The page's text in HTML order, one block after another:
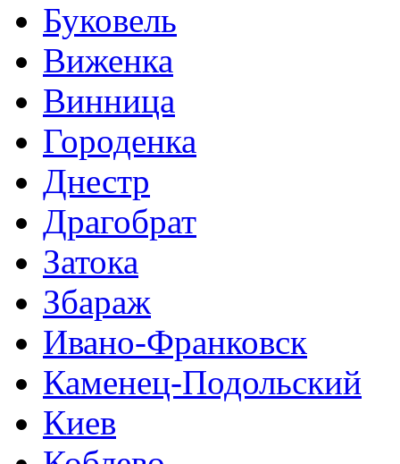
Буковель
Виженка
Винница
Городенка
Днестр
Драгобрат
Затока
Збараж
Ивано-Франковск
Каменец-Подольский
Киев